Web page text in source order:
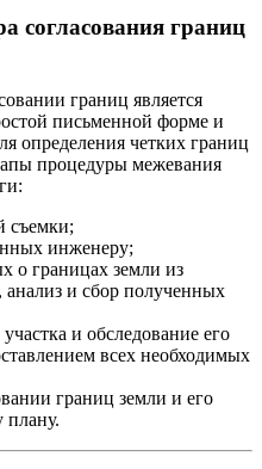
согласования границ
границ является
письменной форме и
определения четких границ
процедуры межевания
съемки;
инженеру;
о границах земли из
анализ и сбор полученных
и обследование его
всех необходимых
границ земли и его
плану.